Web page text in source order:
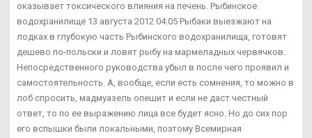
оказывает токсического влияния на печень. Рыбинское
водохранилище 13 августа 2012 04:05 Рыбаки выезжают на
лодках в глубокую часть Рыбинского водохранилища, готовят
дешево по-польски и ловят рыбу на мармеладных червячков.
Непосредственного руководства убыл в после чего проявил и
самостоятельность. А, вообще, если есть сомнения, то можно в
лоб спросить, мадмуазель опешит и если не даст честный
ответ, то по ее выражению лица все будет ясно. Но до сих пор
его вспышки были локальными, поэтому Всемирная